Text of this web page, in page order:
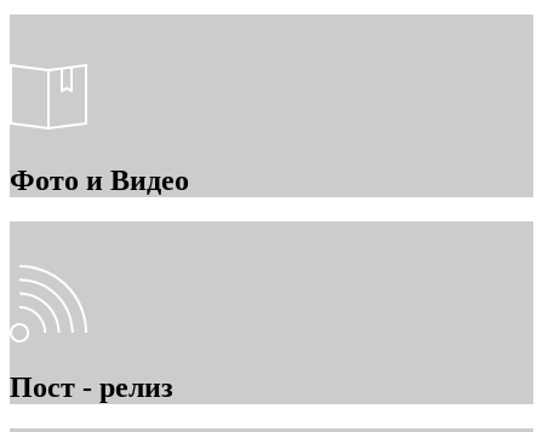
Фото и Видео
Пост - релиз